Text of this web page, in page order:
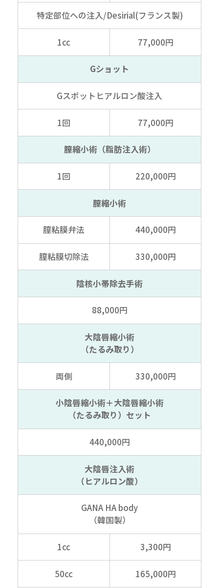
特定部位への注入/Desirial(フランス製)
1cc 77,000円
Gショット
Gスポット ヒアルロン酸注入
1回 77,000円
膣縮小術（脂肪注入術）
1回 220,000円
膣縮小術
膣粘膜弁法 440,000円
膣粘膜切除法 330,000円
陰核小帯除去手術
88,000円
大陰唇縮小術
（たるみ取り）
両側 330,000円
小陰唇縮小術＋大陰唇縮小術
（たるみ取り）セット
440,000円
大陰唇注入術
（ヒアルロン酸）
GANA HA body
（韓国製）
1cc 3,300円
50cc 165,000円